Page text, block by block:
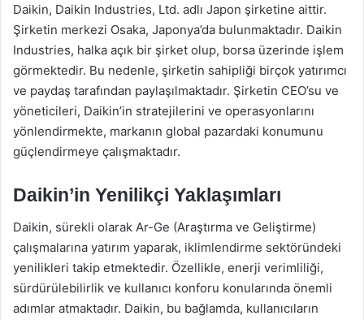
Daikin, Daikin Industries, Ltd. adlı Japon şirketine aittir.
Şirketin merkezi Osaka, Japonya’da bulunmaktadır. Daikin
Industries, halka açık bir şirket olup, borsa üzerinde işlem
görmektedir. Bu nedenle, şirketin sahipliği birçok yatırımcı
ve paydaş tarafından paylaşılmaktadır. Şirketin CEO’su ve
yöneticileri, Daikin’in stratejilerini ve operasyonlarını
yönlendirmekte, markanın global pazardaki konumunu
güçlendirmeye çalışmaktadır.
Daikin’in Yenilikçi Yaklaşımları
Daikin, sürekli olarak Ar-Ge (Araştırma ve Geliştirme)
çalışmalarına yatırım yaparak, iklimlendirme sektöründeki
yenilikleri takip etmektedir. Özellikle, enerji verimliliği,
sürdürülebilirlik ve kullanıcı konforu konularında önemli
adımlar atmaktadır. Daikin, bu bağlamda, kullanıcıların